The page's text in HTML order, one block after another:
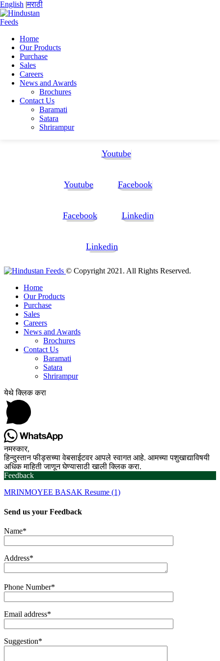
English |मराठी
Home
Our Products
Purchase
Sales
Careers
News and Awards
Brochures
Contact Us
Baramati
Satara
Shrirampur
Home
Mrinmoyee Basak
MRINMOYEE BASAK Resume (1)
MRINMOYEE BASAK Resume (1)
MRINMOYEE BASAK Resume (1)
Youtube
Youtube Facebook
Facebook Linkedin
Linkedin
© Copyright 2021. All Rights Reserved.
Home
Our Products
Purchase
Sales
Careers
News and Awards
Brochures
Contact Us
Baramati
Satara
Shrirampur
येथे क्लिक करा
नमस्कार,
हिन्दुस्तान फीड्सच्या वेबसाईटवर आपले स्वागत आहे. आमच्या पशुखाद्याविषयी
अधिक माहिती जाणून घेण्यासाठी खाली क्लिक करा.
Feedback
MRINMOYEE BASAK Resume (1)
Send us your Feedback
Name*
Address*
Phone Number*
Email address*
Suggestion*